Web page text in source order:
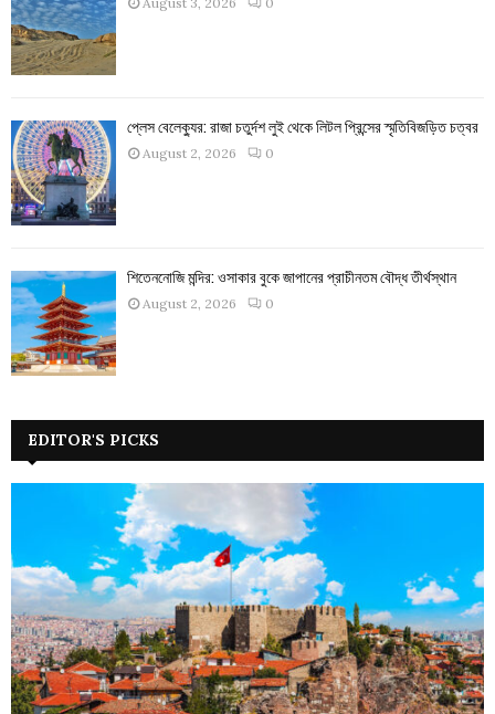
প্লেস বেলেক্যুর: রাজা চতুর্দশ লুই থেকে লিটল প্রিন্সের স্মৃতিবিজড়িত চত্বর
August 2, 2026 0
শিতেননোজি মন্দির: ওসাকার বুকে জাপানের প্রাচীনতম বৌদ্ধ তীর্থস্থান
August 2, 2026 0
EDITOR'S PICKS